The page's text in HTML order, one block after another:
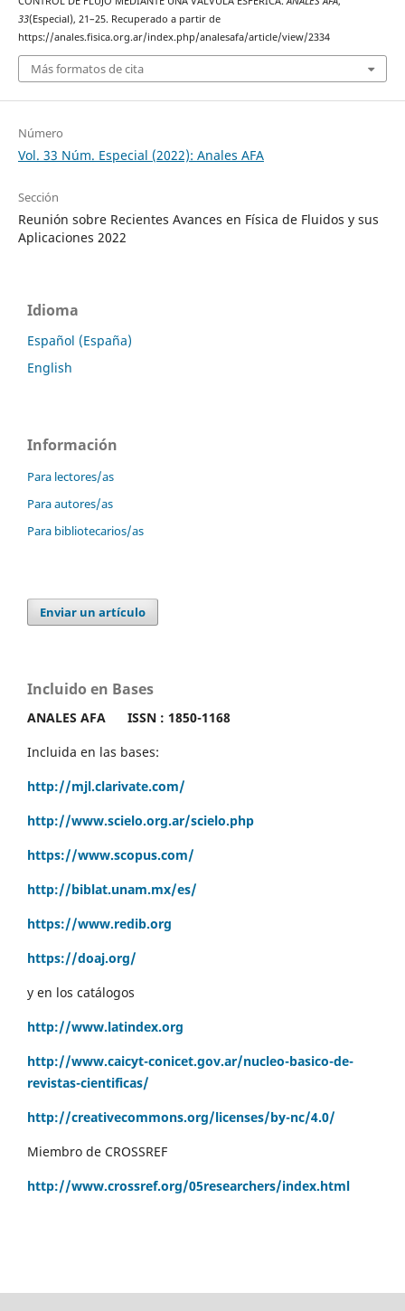
33(Especial), 21–25. Recuperado a partir de
https://anales.fisica.org.ar/index.php/analesafa/article/view/2334
Más formatos de cita
Número
Vol. 33 Núm. Especial (2022): Anales AFA
Sección
Reunión sobre Recientes Avances en Física de Fluidos y sus
Aplicaciones 2022
Idioma
Español (España)
English
Información
Para lectores/as
Para autores/as
Para bibliotecarios/as
Enviar un artículo
Incluido en Bases
ANALES AFA ISSN : 1850-1168
Incluida en las bases:
http://mjl.clarivate.com/
http://www.scielo.org.ar/scielo.php
https://www.scopus.com/
http://biblat.unam.mx/es/
https://www.redib.org
https://doaj.org/
y en los catálogos
http://www.latindex.org
http://www.caicyt-conicet.gov.ar/nucleo-basico-de-
revistas-cientificas/
http://creativecommons.org/licenses/by-nc/4.0/
Miembro de CROSSREF
http://www.crossref.org/05researchers/index.html